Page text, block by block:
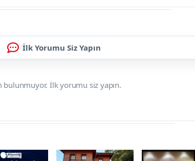
İlk Yorumu Siz Yapın
İlk yorumu siz yapın.